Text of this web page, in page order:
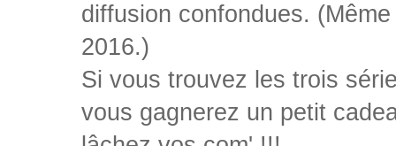
diffusion confondues.
2016.)
Si vous trouvez les trois
vous gagnerez un petit